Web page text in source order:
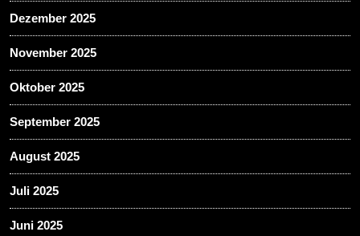
Dezember 2025
November 2025
Oktober 2025
September 2025
August 2025
Juli 2025
Juni 2025